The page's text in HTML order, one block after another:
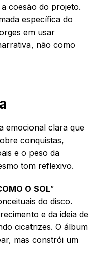
coesão do projeto.
específica do
em usar
não como
emocional clara que
conquistas,
e o peso da
tom reflexivo.
O SOL”
do disco.
e da ideia de
cicatrizes. O álbum
mas constrói um